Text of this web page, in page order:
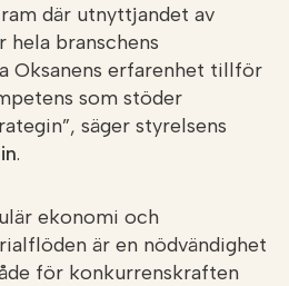
där utnyttjandet av
branschens
Oksanens erfarenhet tillför
som stöder
säger styrelsens
.
ekonomi och
är en nödvändighet
för konkurrenskraften